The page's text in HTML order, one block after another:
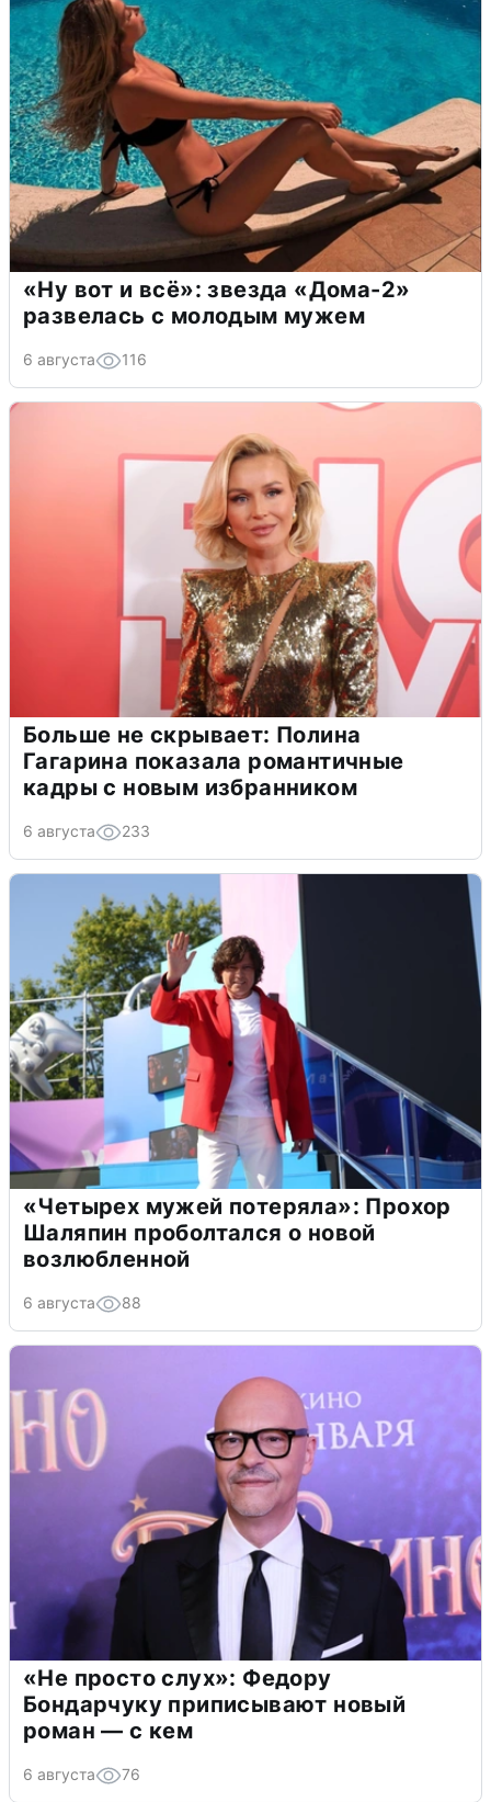
«Ну вот и всё»: звезда «Дома-2»
развелась с молодым мужем
6 августа 116
Больше не скрывает: Полина
Гагарина показала романтичные
кадры с новым избранником
6 августа 233
«Четырех мужей потеряла»: Прохор
Шаляпин проболтался о новой
возлюбленной
6 августа 88
«Не просто слух»: Федору
Бондарчуку приписывают новый
роман — с кем
6 августа 76